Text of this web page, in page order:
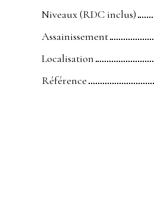
Niveaux (RDC inclus)
Assainissement
Localisation
Référence